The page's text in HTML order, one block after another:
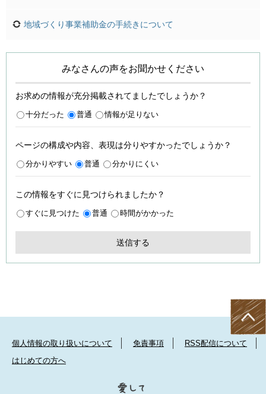
地域づくり事業補助金の手続きについて
みなさんの声をお聞かせください
お求めの情報が充分掲載されてましたでしょうか？
十分だった 普通 情報が足りない
ページの構成や内容、表現は分りやすかったでしょうか？
分かりやすい 普通 分かりにくい
この情報をすぐに見つけられましたか？
すぐに見つけた 普通 時間がかかった
個人情報の取り扱いについて 免責事項
RSS配信について
はじめての方へ